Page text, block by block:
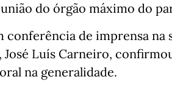
do órgão máximo do
de imprensa na
Luís Carneiro,
na generalidade.